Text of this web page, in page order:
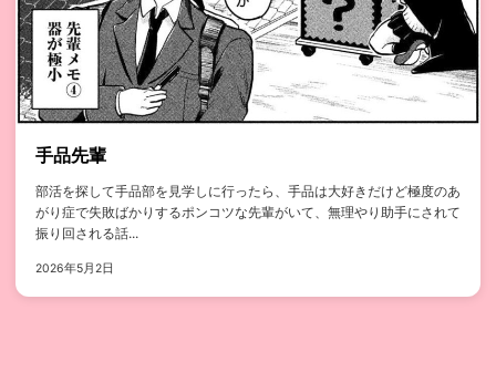
手品先輩
部活を探して手品部を見学しに行ったら、手品は大好きだけど極度のあ
がり症で失敗ばかりするポンコツな先輩がいて、無理やり助手にされて
振り回される話...
2026年5月2日